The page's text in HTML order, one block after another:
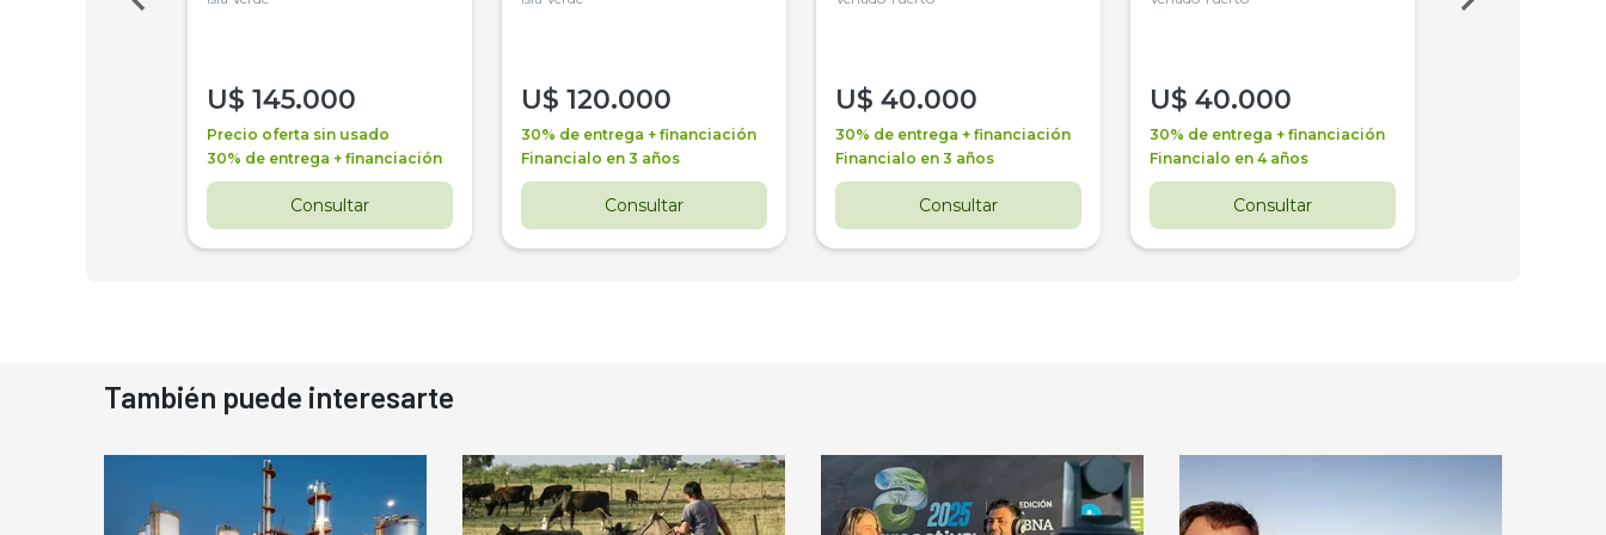
U$ 145.000
Precio oferta sin usado
30% de entrega + financiación
Consultar
U$ 120.000
30% de entrega + financiación
Financialo en 3 años
Consultar
U$ 40.000
30% de entrega + financiación
Financialo en 3 años
Consultar
U$ 40.000
30% de entrega + financiación
Financialo en 4 años
Consultar
También puede interesarte